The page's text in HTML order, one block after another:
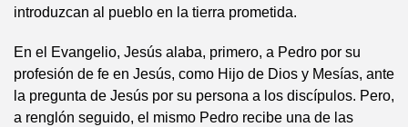
introduzcan al pueblo en la tierra prometida.
En el Evangelio, Jesús alaba, primero, a Pedro por su
profesión de fe en Jesús, como Hijo de Dios y Mesías, ante
la pregunta de Jesús por su persona a los discípulos. Pero,
a renglón seguido, el mismo Pedro recibe una de las